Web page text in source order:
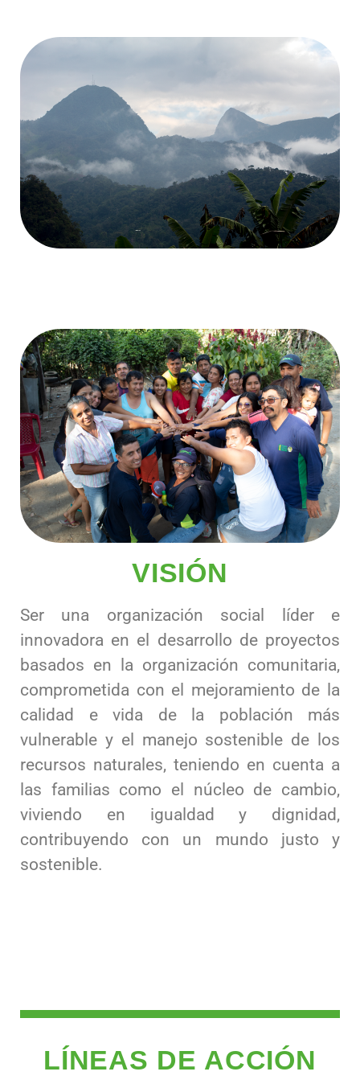
VISIÓN
Ser una organización social líder e
innovadora en el desarrollo de proyectos
basados en la organización comunitaria,
comprometida con el mejoramiento de la
calidad e vida de la población más
vulnerable y el manejo sostenible de los
recursos naturales, teniendo en cuenta a
las familias como el núcleo de cambio,
viviendo en igualdad y dignidad,
contribuyendo con un mundo justo y
sostenible.
LÍNEAS DE ACCIÓN